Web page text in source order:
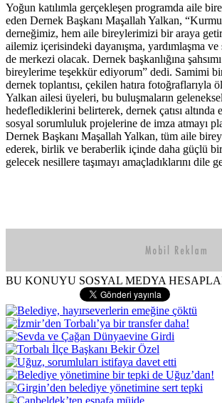
Yoğun katılımla gerçekleşen programda aile
eden Dernek Başkanı Maşallah Yalkan,
derneğimiz, hem aile bireylerimizi bir araya
ailemiz içerisindeki dayanışma, yardımlaşma
de merkezi olacak. Dernek başkanlığına
bireylerime teşekkür ediyorum” dedi. Samimi
dernek toplantısı, çekilen hatıra fotoğraflarıyla
Yalkan ailesi üyeleri, bu buluşmaların
hedeflediklerini belirterek, dernek çatısı
sosyal sorumluluk projelerine de imza atmayı
Dernek Başkanı Maşallah Yalkan, tüm aile
ederek, birlik ve beraberlik içinde daha güçlü bir
gelecek nesillere taşımayı amaçladıklarını dile
BU KONUYU SOSYAL MEDYA